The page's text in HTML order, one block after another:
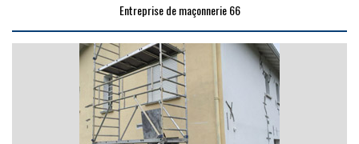
Entreprise de maçonnerie 66